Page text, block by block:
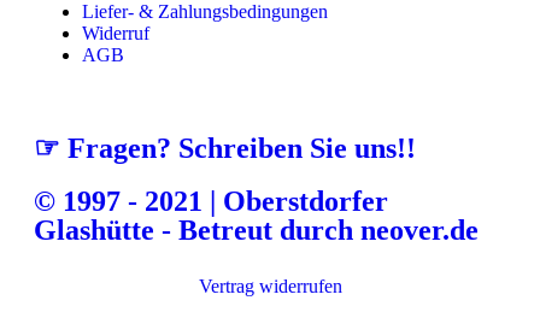
Liefer- & Zahlungsbedingungen
Widerruf
AGB
☞ Fragen? Schreiben Sie uns!!
© 1997 - 2021 | Oberstdorfer
Glashütte - Betreut durch neover.de
Vertrag widerrufen